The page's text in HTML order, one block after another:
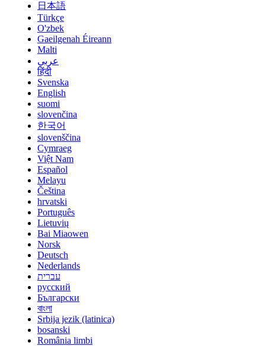
日本語
Türkçe
O'zbek
Gaeilgenah Éireann
Malti
عربي
हिंदी
Svenska
English
suomi
slovenčina
한국어
slovenščina
Cymraeg
Việt Nam
Español
Melayu
Čeština
hrvatski
Português
Lietuvių
Bai Miaowen
Norsk
Deutsch
Nederlands
עברית
русский
Български
বাংলা
Srbija jezik (latinica)
bosanski
România limbi